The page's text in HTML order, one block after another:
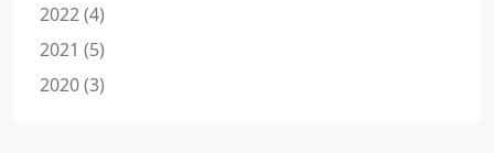
2022 (4)
2021 (5)
2020 (3)